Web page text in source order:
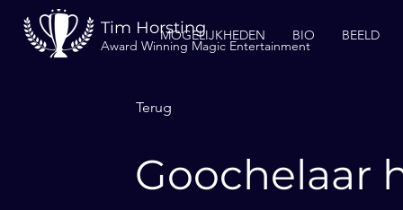
Tim Horsting
Award Winning Magic Entertainment
MOGELIJKHEDEN BIO BEELD
Terug
Goochelaar